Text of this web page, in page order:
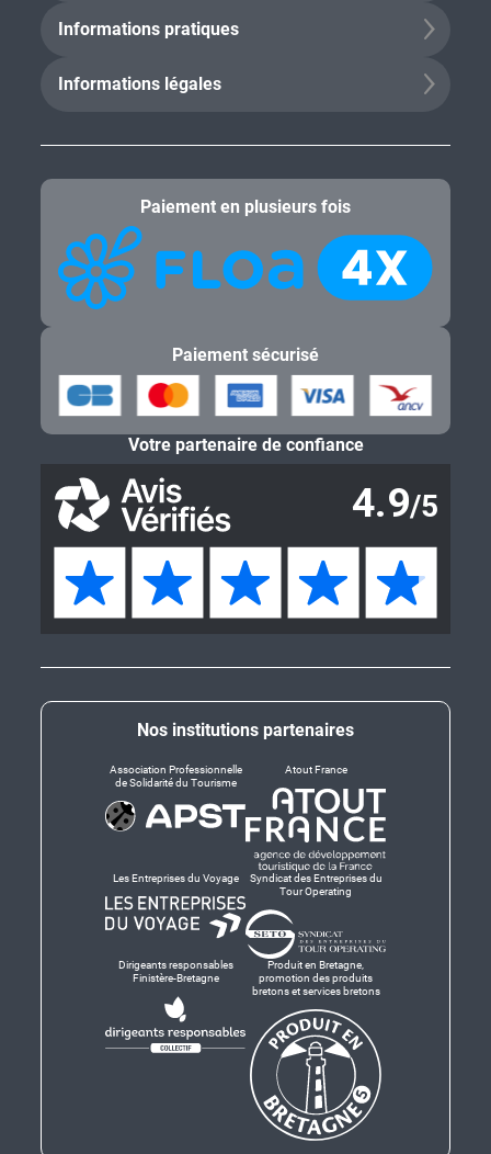
Informations pratiques
Informations légales
Nos institutions partenaires
Association Professionnelle
de Solidarité du Tourisme
Atout France
Les Entreprises du Voyage
Syndicat des Entreprises du
Tour Operating
Dirigeants responsables
Finistère-Bretagne
Produit en Bretagne,
promotion des produits
bretons et services bretons
Paiement en plusieurs fois
Paiement sécurisé
Votre partenaire de confiance